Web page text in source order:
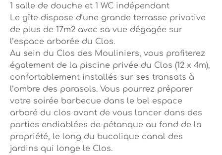
1 salle de douche et 1 WC indépendant
Le gîte dispose d’une grande terrasse privative
de plus de 17m2 avec sa vue dégagée sur
l’espace arborée du Clos.
Au sein du Clos des Mouliniers, vous profiterez
également de la piscine privée du Clos (12 x 4m),
confortablement installés sur ses transats à
l’ombre des parasols. Vous pourrez préparer
votre soirée barbecue dans le bel espace
arboré du clos avant de vous lancer dans des
parties endiablées de pétanque au fond de la
propriété, le long du bucolique canal des
jardins qui longe le Clos.